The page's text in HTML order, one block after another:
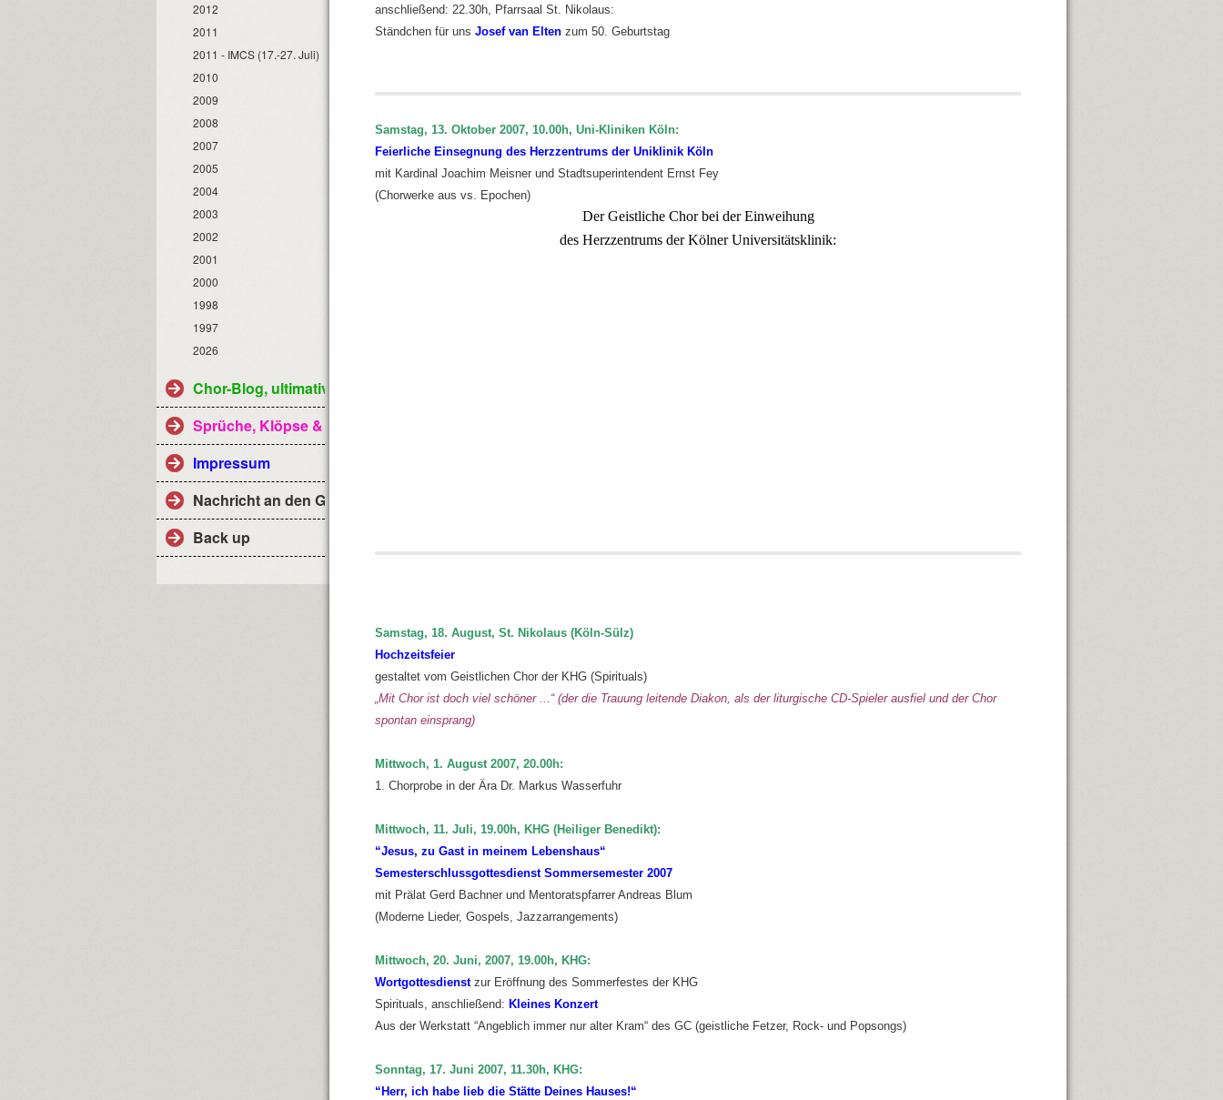
2012
2011
2011 - IMCS (17.-27. Juli)
2010
2009
2008
2007
2005
2004
2003
2002
2001
2000
1998
1997
2026
Chor-Blog, ultimativ
Sprüche, Klöpse & Co
Impressum
Nachricht an den Geistlichen Chor
Back up
anschließend: 22.30h, Pfarrsaal St. Nikolaus:
Ständchen für uns Josef van Elten zum 50. Geburtstag
Samstag, 13. Oktober 2007, 10.00h, Uni-Kliniken Köln:
Feierliche Einsegnung des Herzzentrums der Uniklinik Köln
mit Kardinal Joachim Meisner und Stadtsuperintendent Ernst Fey
(Chorwerke aus vs. Epochen)
Der Geistliche Chor bei der Einweihung
des Herzzentrums der Kölner Universitätsklinik:
Samstag, 18. August, St. Nikolaus (Köln-Sülz)
Hochzeitsfeier
gestaltet vom Geistlichen Chor der KHG (Spirituals)
„Mit Chor ist doch viel schöner ...“ (der die Trauung leitende Diakon, als der liturgische CD-Spieler ausfiel und der Chor
spontan einsprang)
Mittwoch, 1. August 2007, 20.00h:
1. Chorprobe in der Ära Dr. Markus Wasserfuhr
Mittwoch, 11. Juli, 19.00h, KHG (Heiliger Benedikt):
“Jesus, zu Gast in meinem Lebenshaus“
Semesterschlussgottesdienst Sommersemester 2007
mit Prälat Gerd Bachner und Mentoratspfarrer Andreas Blum
(Moderne Lieder, Gospels, Jazzarrangements)
Mittwoch, 20. Juni, 2007, 19.00h, KHG:
Wortgottesdienstzur Eröffnung des Sommerfestes der KHG
Spirituals, anschließend: Kleines Konzert
Aus der Werkstatt “Angeblich immer nur alter Kram“ des GC (geistliche Fetzer, Rock- und Popsongs)
Sonntag, 17. Juni 2007, 11.30h, KHG:
“Herr, ich habe lieb die Stätte Deines Hauses!“